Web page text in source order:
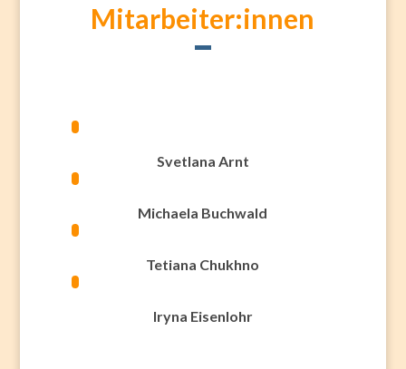
Mitarbeiter:innen
Svetlana Arnt
Michaela Buchwald
Tetiana Chukhno
Iryna Eisenlohr